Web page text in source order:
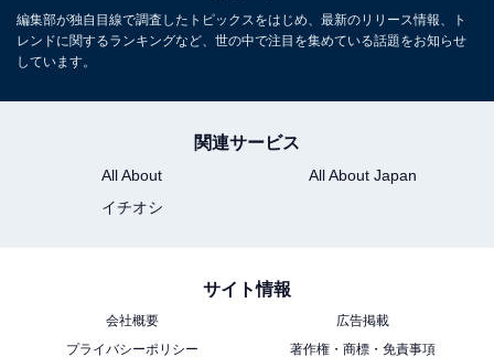
編集部が独自目線で調査したトピックスをはじめ、最新のリリース情報、ト
レンドに関するランキングなど、世の中で注目を集めている話題をお知らせ
しています。
関連サービス
All About
All About Japan
イチオシ
サイト情報
会社概要
広告掲載
プライバシーポリシー
著作権・商標・免責事項